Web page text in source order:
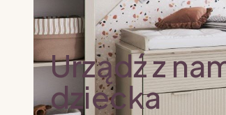
Urządź z
dziecka